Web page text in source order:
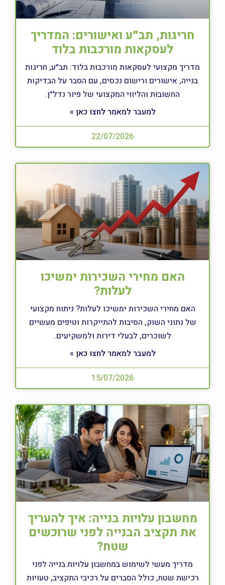
חריגות, תב״ע ואישורים: המדריך
לעסקאות מורכבות בלוד
מדריך מקצועי לעסקאות מורכבות בלוד: תב״ע, חריגות
בנייה, אישורים ורישום נכסים, עם הסבר על הבדיקות
החשובות והליווי המקצועי של פיור נדל״ן.
למעבר למאמר לחצו כאן »
22/07/2026
האם מחירי השכירות ימשיכו
לעלות?
האם מחירי השכירות ימשיכו לעלות? ניתוח מקצועי
של נתוני השוק, הסיבות להתייקרות וטיפים מעשיים
לשוכרים, לבעלי דירות ולמשקיעים.
למעבר למאמר לחצו כאן »
15/07/2026
מחשבון עלויות בנייה: איך להעריך
את תקציב הבנייה לפני שרוכשים
שטח?
מדריך מעשי לשימוש במחשבון עלויות בנייה לפני
רכישת שטח, כולל הסברים על רכיבי התקציב, טעויות